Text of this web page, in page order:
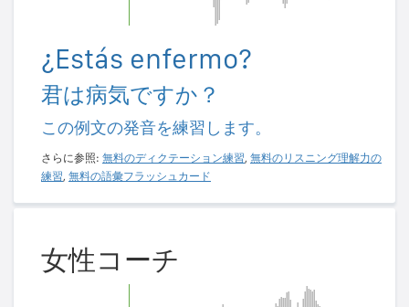
¿Estás enfermo?
君は病気ですか？
この例文の発音を練習します。
さらに参照: 無料のディクテーション練習, 無料のリスニング理解力の
練習, 無料の語彙フラッシュカード
女性コーチ